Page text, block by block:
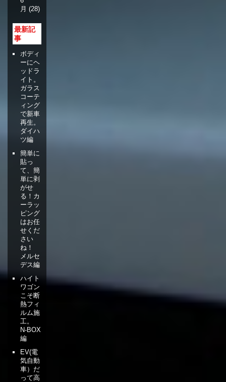
月 (28)
最新記
事
ボディ
ーにヘ
ッドラ
イト。
ガラス
コーテ
ィング
で新車
再生。
ダイハ
ツ編
簡単に
貼っ
て、簡
単に剥
がせ
る！カ
ーラッ
ピング
はお任
せくだ
さい
ね！
メルセ
デス編
ハイト
ワゴン
こそ断
熱フィ
ルム施
工。
N-BOX
編
EV(電
気自動
車）だ
って高